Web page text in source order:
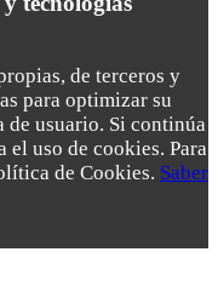
de terceros y
para optimizar su
de usuario. Si continúa
el uso de cookies. Para
de Cookies. Saber